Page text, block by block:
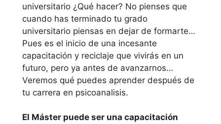
Universidad de
Deusto
Universidad del
País Vasco
Principado de
universitario ¿Qué hacer? No pienses que
cuando has terminado tu grado
universitario piensas en dejar de formarte…
Pues es el inicio de una incesante
capacitación y reciclaje que vivirás en un
futuro, pero ya antes de avanzarnos…
Veremos qué puedes aprender después de
tu carrera en psicoanalisis.
El Máster puede ser una capacitación